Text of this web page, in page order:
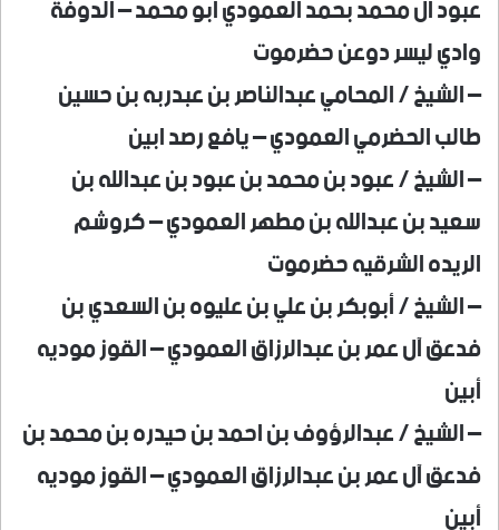
وادي ليسر دوعن حضرموت
– الشيخ / المحامي عبدالناصر بن عبدربه بن حسين
طالب الحضرمي العمودي – يافع رصد ابين
– الشيخ / عبود بن محمد بن عبود بن عبدالله بن
سعيد بن عبدالله بن مطهر العمودي – كروشم
الريده الشرقيه حضرموت
– الشيخ / أبوبكر بن علي بن عليوه بن السعدي بن
فدعق آل عمر بن عبدالرزاق العمودي – القوز موديه
أبين
– الشيخ / عبدالرؤوف بن احمد بن حيدره بن محمد بن
فدعق آل عمر بن عبدالرزاق العمودي – القوز موديه